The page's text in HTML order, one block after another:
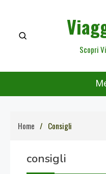
content
Scopri
Home Consigli
consigli